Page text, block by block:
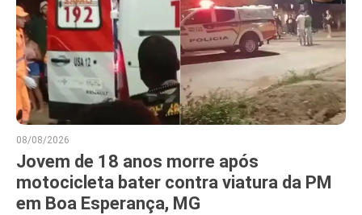
08/08/2026
Jovem de 18 anos morre após
motocicleta bater contra viatura da PM
em Boa Esperança, MG